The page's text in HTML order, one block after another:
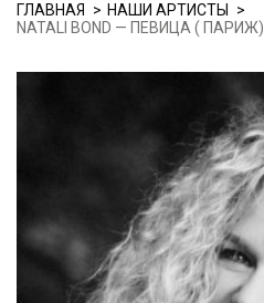
ГЛАВНАЯ
НАШИ АРТИСТЫ
NATALI BOND — ПЕВИЦА ( ПАРИЖ)